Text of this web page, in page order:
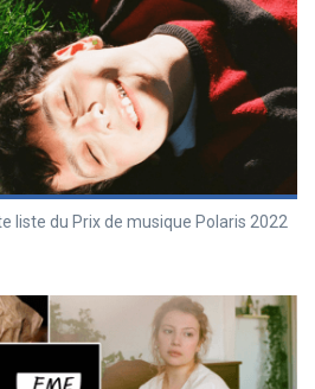
liste du Prix de musique Polaris 2022